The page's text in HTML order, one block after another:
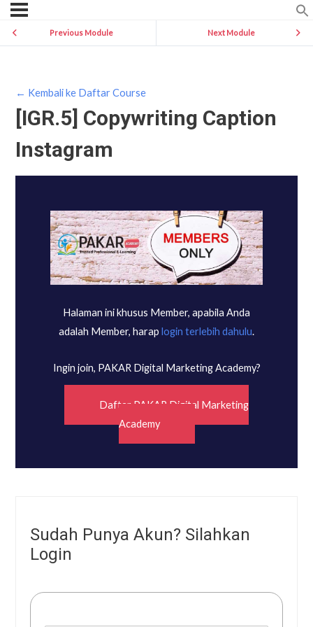
Previous Module Next Module
← Kembali ke Daftar Course
[IGR.5] Copywriting Caption
Instagram
Halaman ini khusus Member, apabila Anda
adalah Member, harap login terlebih dahulu.
Ingin join, PAKAR Digital Marketing Academy?
Daftar PAKAR Digital Marketing
Academy
Sudah Punya Akun? Silahkan
Login